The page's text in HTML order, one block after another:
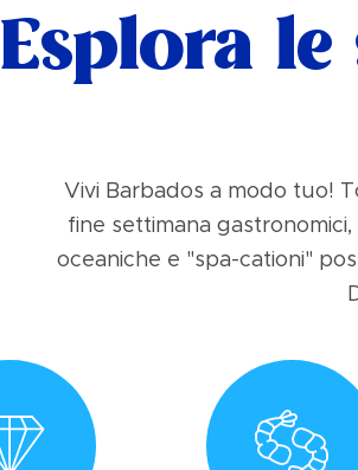
Esplora
Vivi Barbados a modo tuo!
fine settimana
oceaniche e "spa-cationi"